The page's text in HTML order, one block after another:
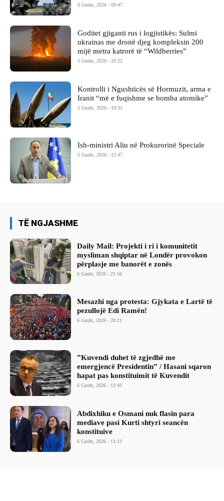
6 Gusht, 2026 - 09:47
Goditet gjiganti rus i logjistikës: Sulmi
ukrainas me dronë djeg kompleksin 200
mijë metra katrorë të “Wildberries”
5 Gusht, 2026 - 20:22
Kontrolli i Ngushticës së Hormuzit, arma e
Iranit “më e fuqishme se bomba atomike”
5 Gusht, 2026 - 19:31
Ish-ministri ​Aliu në Prokurorinë Speciale
5 Gusht, 2026 - 12:47
TË NGJASHME
Daily Mail: Projekti i ri i komunitetit
mysliman shqiptar në Londër provokon
përplasje me banorët e zonës
6 Gusht, 2026 - 21:56
Mesazhi nga protesta: Gjykata e Lartë të
pezullojë Edi Ramën!
6 Gusht, 2026 - 20:21
​”Kuvendi duhet të zgjedhë me
emergjencë Presidentin” / Hasani sqaron
hapat pas konstituimit të Kuvendit
6 Gusht, 2026 - 12:43
Abdixhiku e Osmani nuk flasin para
mediave pasi Kurti shtyri seancën
konstituive
6 Gusht, 2026 - 11:13